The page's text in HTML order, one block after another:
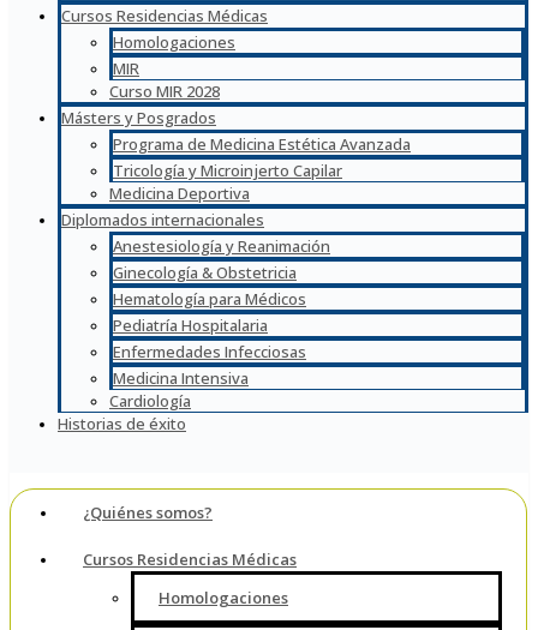
Cursos Residencias Médicas
Homologaciones
MIR
Curso MIR 2028
Másters y Posgrados
Programa de Medicina Estética Avanzada
Tricología y Microinjerto Capilar
Medicina Deportiva
Diplomados internacionales
Anestesiología y Reanimación
Ginecología & Obstetricia
Hematología para Médicos
Pediatría Hospitalaria
Enfermedades Infecciosas
Medicina Intensiva
Cardiología
Historias de éxito
¿Quiénes somos?
Cursos Residencias Médicas
Homologaciones